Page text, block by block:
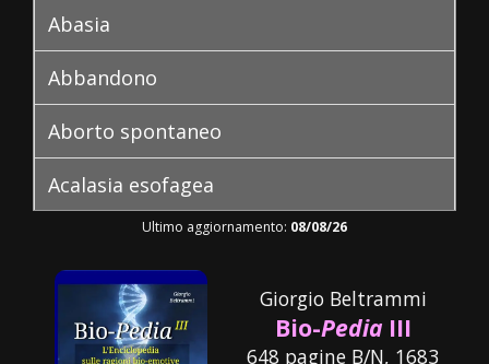
Come
fare?
Dona
Contatti
Abasia
Abbandono
Aborto spontaneo
Acalasia esofagea
Acantocitosi
Acantosi
Acatisia
Ultimo aggiornamento: 08/08/26
Giorgio Beltrammi
Bio-Pedia III
648 pagine B/N, 1683